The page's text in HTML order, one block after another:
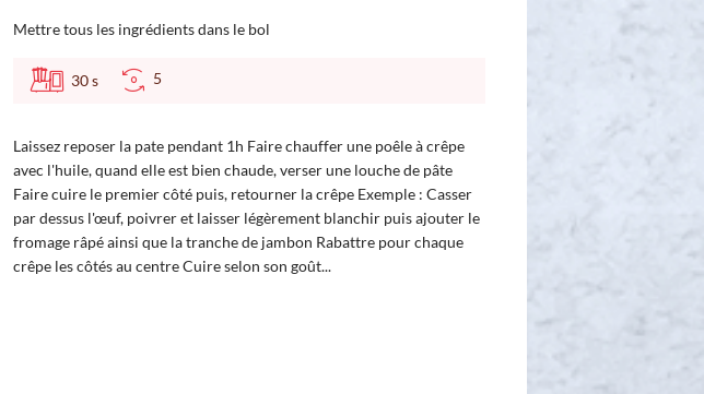
Mettre tous les ingrédients dans le bol
30s 5
Laissez reposer la pate pendant 1h Faire chauffer une poêle à crêpe
avec l'huile, quand elle est bien chaude, verser une louche de pâte
Faire cuire le premier côté puis, retourner la crêpe Exemple : Casser
par dessus l'œuf, poivrer et laisser légèrement blanchir puis ajouter le
fromage râpé ainsi que la tranche de jambon Rabattre pour chaque
crêpe les côtés au centre Cuire selon son goût...